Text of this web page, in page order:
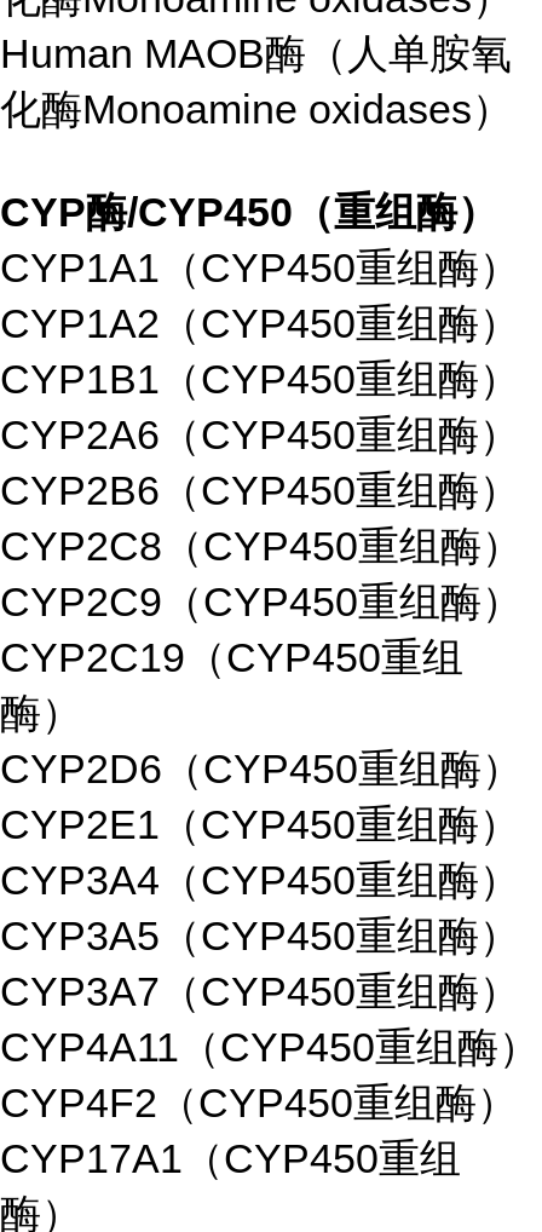
Human MAOB酶（人单胺氧
化酶Monoamine oxidases）
CYP酶/CYP450（重组酶）
CYP1A1（CYP450重组酶）
CYP1A2（CYP450重组酶）
CYP1B1（CYP450重组酶）
CYP2A6（CYP450重组酶）
CYP2B6（CYP450重组酶）
CYP2C8（CYP450重组酶）
CYP2C9（CYP450重组酶）
CYP2C19（CYP450重组
酶）
CYP2D6（CYP450重组酶）
CYP2E1（CYP450重组酶）
CYP3A4（CYP450重组酶）
CYP3A5（CYP450重组酶）
CYP3A7（CYP450重组酶）
CYP4A11（CYP450重组酶）
CYP4F2（CYP450重组酶）
CYP17A1（CYP450重组
酶）